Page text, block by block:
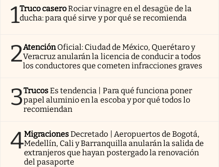
1Truco caseroRociar vinagre en el desagüe de la
ducha: para qué sirve y por qué se recomienda
2AtenciónOficial: Ciudad de México, Querétaro y
Veracruz anularán la licencia de conducir a todos
los conductores que cometen infracciones graves
3TrucosEs tendencia | Para qué funciona poner
papel aluminio en la escoba y por qué todos lo
recomiendan
4MigracionesDecretado | Aeropuertos de Bogotá,
Medellín, Cali y Barranquilla anularán la salida de
extranjeros que hayan postergado la renovación
del pasaporte